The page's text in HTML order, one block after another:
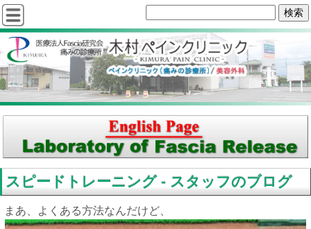
スピードトレーニング - スタッフのブログ
まあ、よくある方法なんだけど、